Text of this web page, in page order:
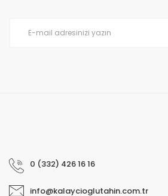
0 (332) 426 16 16
info@kalaycioglutahin.com.tr